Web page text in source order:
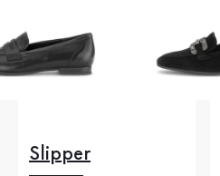
Slipper